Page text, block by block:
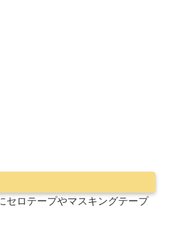
セロテープやマスキングテープ